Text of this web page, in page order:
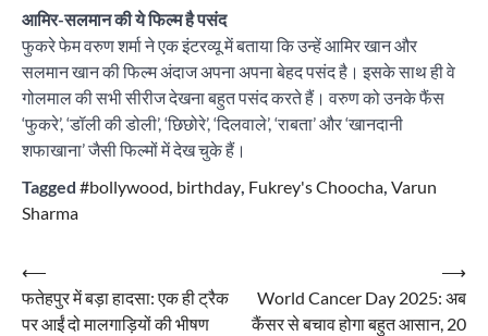
आमिर-सलमान की ये फिल्म है पसंद
फुकरे फेम वरुण शर्मा ने एक इंटरव्यू में बताया कि उन्हें आमिर खान और
सलमान खान की फिल्म अंदाज अपना अपना बेहद पसंद है। इसके साथ ही वे
गोलमाल की सभी सीरीज देखना बहुत पसंद करते हैं। वरुण को उनके फैंस
‘फुकरे’, ‘डॉली की डोली’, ‘छिछोरे’, ‘दिलवाले’, ‘राबता’ और ‘खानदानी
शफाखाना’ जैसी फिल्मों में देख चुके हैं।
Tagged #bollywood, birthday, Fukrey's Choocha, Varun
Sharma
Post
navigation
⟵
फतेहपुर में बड़ा हादसा: एक ही ट्रैक
पर आईं दो मालगाड़ियों की भीषण
World Cancer Day 2025: अब
कैंसर से बचाव होगा बहुत आसान, 20
⟶